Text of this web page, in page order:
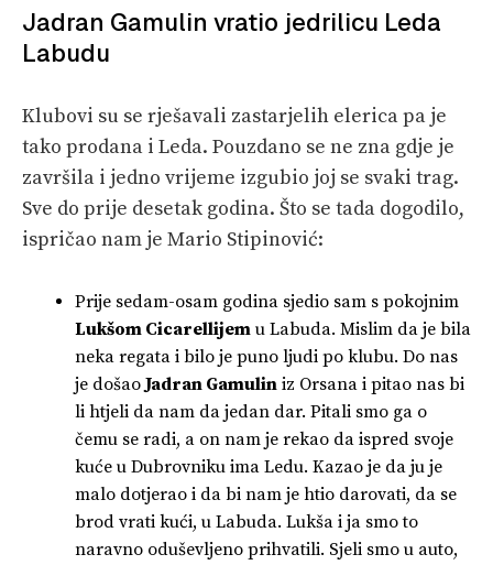
Jadran Gamulin vratio jedrilicu Leda
Labudu
Klubovi su se rješavali zastarjelih elerica pa je
tako prodana i Leda. Pouzdano se ne zna gdje je
završila i jedno vrijeme izgubio joj se svaki trag.
Sve do prije desetak godina. Što se tada dogodilo,
ispričao nam je Mario Stipinović:
Prije sedam-osam godina sjedio sam s pokojnim
Lukšom Cicarellijem u Labuda. Mislim da je bila
neka regata i bilo je puno ljudi po klubu. Do nas
je došaoJadran Gamulin iz Orsana i pitao nas bi
li htjeli da nam da jedan dar. Pitali smo ga o
čemu se radi, a on nam je rekao da ispred svoje
kuće u Dubrovniku ima Ledu. Kazao je da ju je
malo dotjerao i da bi nam je htio darovati, da se
brod vrati kući, u Labuda. Lukša i ja smo to
naravno oduševljeno prihvatili. Sjeli smo u auto,